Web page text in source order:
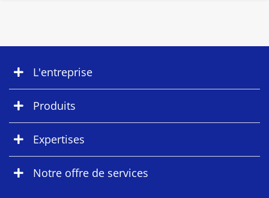
L'entreprise
Produits
Expertises
Notre offre de services